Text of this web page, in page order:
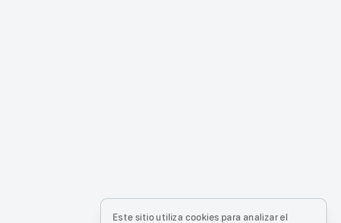
Este sitio utiliza cookies para analizar el